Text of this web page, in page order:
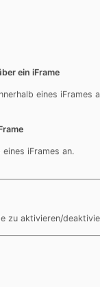
an:
ein iFrame
eines iFrames
iFrames an.
zu aktivieren/